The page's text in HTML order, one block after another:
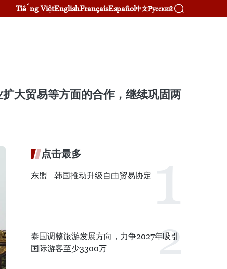
Tiếng ViệtEnglishFrançaisEspañol中文Русский
大贸易等方面的合作，继续巩固两
点击最多
东盟—韩国推动升级自由贸易协定
泰国调整旅游发展方向，力争2027年吸引
国际游客至少3300万